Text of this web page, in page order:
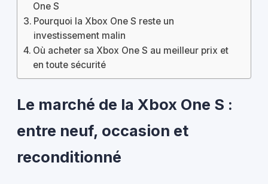
One S
Pourquoi la Xbox One S reste un
investissement malin
Où acheter sa Xbox One S au meilleur prix et
en toute sécurité
Le marché de la Xbox One S :
entre neuf, occasion et
reconditionné